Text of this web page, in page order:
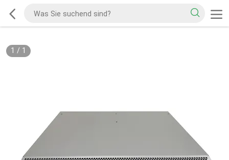
1 / 1